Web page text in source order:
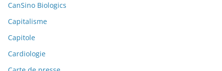
CanSino Biologics
Capitalisme
Capitole
Cardiologie